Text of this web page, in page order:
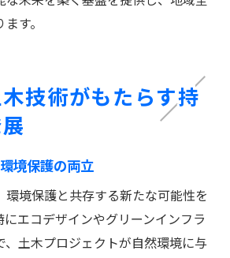
す。
技術がもたらす持
境保護の両立
環境保護と共存する新たな可能性を
エコデザインやグリーンインフラ
、土木プロジェクトが自然環境に与